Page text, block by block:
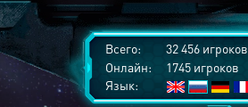
Всего:
32 456 игроков
Онлайн:
1745 игроков
Язык: